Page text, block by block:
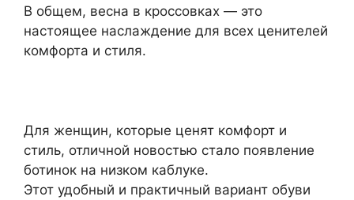
В общем, весна в кроссовках — это
настоящее наслаждение для всех ценителей
комфорта и стиля.
Для женщин, которые ценят комфорт и
стиль, отличной новостью стало появление
ботинок на низком каблуке.
Этот удобный и практичный вариант обуви